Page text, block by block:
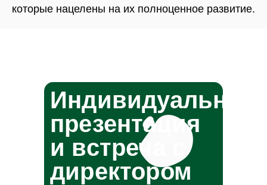
которые нацелены на их полноценное развитие.
Индивидуальная
презентация
и встреча с
директором